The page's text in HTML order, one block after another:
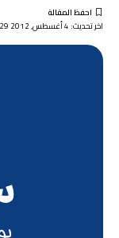
اخر تحديث: 4 أغسطس, 2012 9:29 مساءً